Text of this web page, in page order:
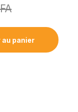
panier